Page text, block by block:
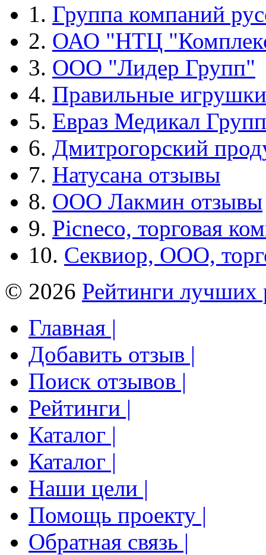
1. Группа компаний
2. ОАО "НТЦ
3. ООО "Лидер Групп"
4. Правильные игрушки
5. Евраз Медикал Групп
6. Дмитрогорский
7. Натусана отзывы
8. ООО Лакмин отзывы
9. Picneco, торговая
10. Секвиор, ООО,
© 2026 Рейтинги лучших
Главная |
Добавить отзыв |
Поиск отзывов |
Рейтинги |
Каталог |
Каталог |
Наши цели |
Помощь проекту |
Обратная связь |